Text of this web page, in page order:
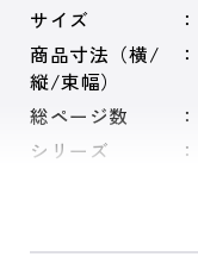
サイズ
商品寸法（横/
縦/束幅）
総ページ数
シリーズ